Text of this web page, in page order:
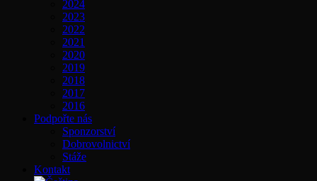
2024
2023
2022
2021
2020
2019
2018
2017
2016
Podpořte nás
Sponzorství
Dobrovolnictví
Stáže
Kontakt